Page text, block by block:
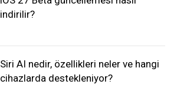
indirilir?
Siri AI nedir, özellikleri neler ve hangi
cihazlarda destekleniyor?